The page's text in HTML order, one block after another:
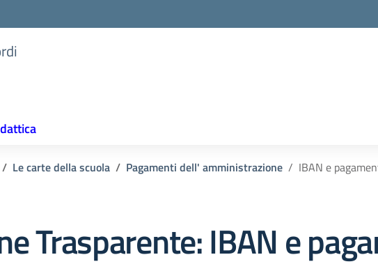
Le carte della scuola Pagamenti dell' amministrazione IBAN e
Trasparente:IBAN e